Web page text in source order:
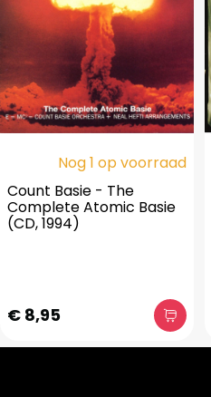
Nog 1 op voorraad
Count Basie - The
Complete Atomic Basie
(CD, 1994)
€ 8,95